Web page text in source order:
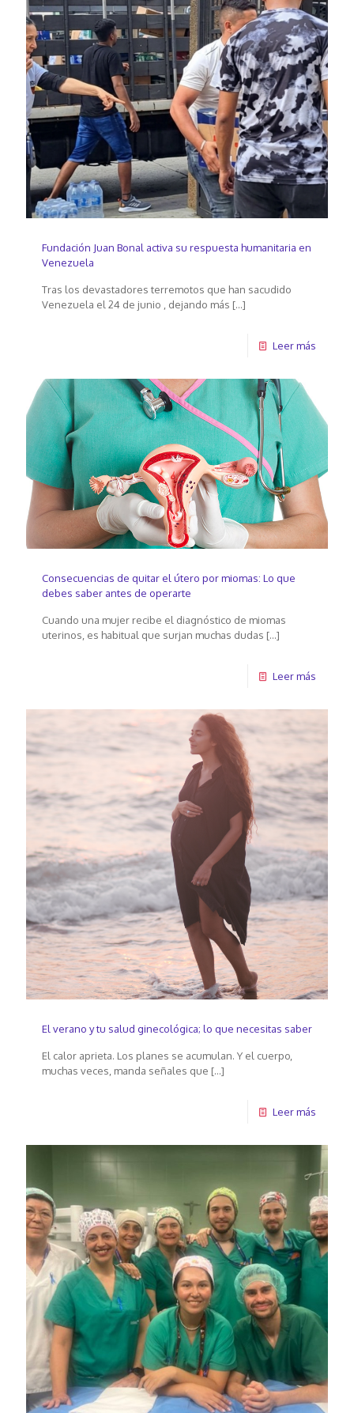
Fundación Juan Bonal activa su respuesta humanitaria en
Venezuela
Tras los devastadores terremotos que han sacudido
Venezuela el 24 de junio , dejando más […]
Leer más
Consecuencias de quitar el útero por miomas: Lo que
debes saber antes de operarte
Cuando una mujer recibe el diagnóstico de miomas
uterinos, es habitual que surjan muchas dudas […]
Leer más
El verano y tu salud ginecológica; lo que necesitas saber
El calor aprieta. Los planes se acumulan. Y el cuerpo,
muchas veces, manda señales que […]
Leer más